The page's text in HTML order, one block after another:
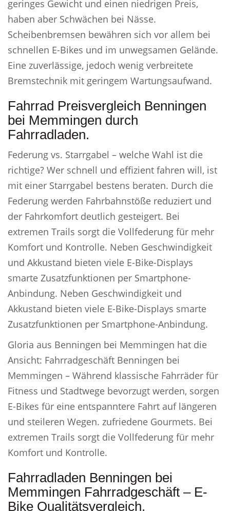
geringes Gewicht und einen niedrigen Preis,
haben aber Schwächen bei Nässe.
Scheibenbremsen bewähren sich vor allem bei
schnellen E-Bikes und im unwegsamen Gelände.
Eine zuverlässige, jedoch wenig verbreitete
Bremstechnik mit geringem Wartungsaufwand.
Fahrrad Preisvergleich Benningen
bei Memmingen durch
Fahrradladen.
Federung vs. Starrgabel – welche Wahl ist die
richtige? Wer schnell und effizient fahren will, ist
mit einer Starrgabel bestens beraten. Durch die
Federung werden Fahrbahnstöße reduziert und
der Fahrkomfort deutlich gesteigert. Bei
extremen Trails sorgt die Vollfederung für mehr
Komfort und Kontrolle. Neben Geschwindigkeit
und Akkustand bieten viele E-Bike-Displays
smarte Zusatzfunktionen per Smartphone-
Anbindung. Neben Geschwindigkeit und
Akkustand bieten viele E-Bike-Displays smarte
Zusatzfunktionen per Smartphone-Anbindung.
Gloria aus Benningen bei Memmingen hat die
Ansicht: Fahrradgeschäft Benningen bei
Memmingen – Während klassische Fahrräder für
Fitness und Stadtwege bevorzugt werden, sorgen
E-Bikes für eine entspanntere Fahrt auf längeren
und steileren Wegen. zufriedene Gourmets. Bei
extremen Trails sorgt die Vollfederung für mehr
Komfort und Kontrolle.
Fahrradladen Benningen bei
Memmingen Fahrradgeschäft – E-
Bike Qualitätsvergleich.